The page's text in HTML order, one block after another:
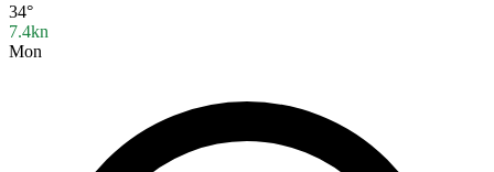
34°
7.4kn
Mon